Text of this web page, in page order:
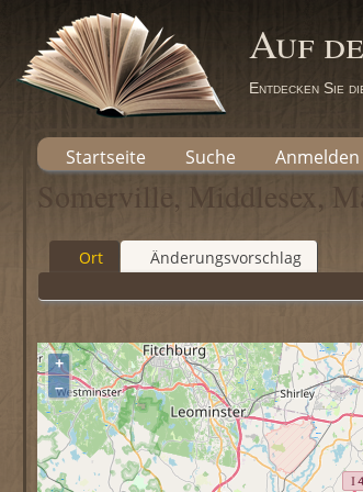
Auf
Entdecken Sie
Startseite Suche Anmelden
Somerville, Middlesex,
Ort Änderungsvorschlag
+
–